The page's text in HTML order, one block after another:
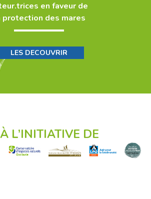
en faveur de
protection des mares
LES DECOUVRIR
L’INITIATIVE DE